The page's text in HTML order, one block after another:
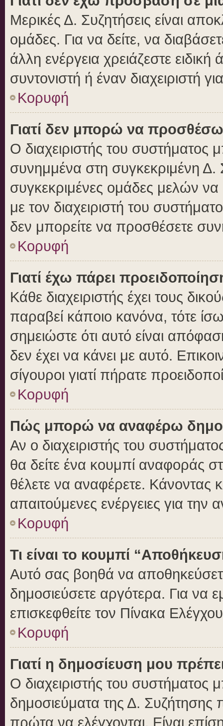
Μερικές Δ. Συζητήσεις είναι
ομάδες. Για να δείτε, να
άλλη ενέργεια χρειάζεστε
συντονιστή ή έναν διαχειριστή
Κορυφή
Γιατί δεν μπορώ να
Ο διαχειριστής του συστήματος
συνημμένα στη συγκεκριμένη
συγκεκριμένες ομάδες μελών
με τον διαχειριστή του
δεν μπορείτε να προσθέσετε
Κορυφή
Γιατί έχω πάρει
Κάθε διαχειριστής έχει τους
παραβεί κάποιο κανόνα, τότε
σημειώστε ότι αυτό είναι
δεν έχει να κάνει με αυτό.
σίγουροι γιατί πήρατε
Κορυφή
Πώς μπορώ να αναφέρω
Αν ο διαχειριστής του
θα δείτε ένα κουμπί αναφοράς
θέλετε να αναφέρετε. Κάνοντας
απαιτούμενες ενέργειες για την
Κορυφή
Τι είναι το κουμπί
Αυτό σας βοηθά να
δημοσιεύσετε αργότερα. Για να
επισκεφθείτε τον Πίνακα
Κορυφή
Γιατί η δημοσίευση μου
Ο διαχειριστής του συστήματος
δημοσιεύματα της Δ. Συζήτησης
πρώτα να ελέγχονται. Είναι